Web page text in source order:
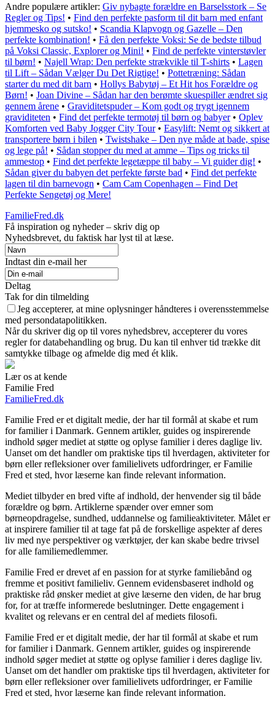
Andre populære artikler: Giv nybagte forældre en Barselsstork – Se
Regler og Tips! • Find den perfekte pasform til dit barn med enfant
hjemmesko og sutsko! • Scandia Klapvogn og Gazelle – Den
perfekte kombination! • Få den perfekte Voksi: Se de bedste tilbud
på Voksi Classic, Explorer og Mini! • Find de perfekte vinterstøvler
til børn! • Najell Wrap: Den perfekte strækvikle til T-shirts • Lagen
til Lift – Sådan Vælger Du Det Rigtige! • Pottetræning: Sådan
starter du med dit barn • Hollys Babytøj – Et Hit hos Forældre og
Børn! • Joan Divine – Sådan har den berømte skuespiller ændret sig
gennem årene • Graviditetspuder – Kom godt og trygt igennem
graviditeten • Find det perfekte termotøj til børn og babyer• Oplev
Komforten ved Baby Jogger City Tour• Easylift: Nemt og sikkert at
transportere børn i bilen • Twistshake – Den nye måde at bade, spise
og lege på! • Sådan stopper du med at amme – Tips og tricks til
ammestop • Find det perfekte legetæppe til baby – Vi guider dig! •
Sådan giver du babyen det perfekte første bad • Find det perfekte
lagen til din barnevogn • Cam Cam Copenhagen – Find Det
Perfekte Sengetøj og Mere!
FamilieFred.dk
Få inspiration og nyheder – skriv dig op
Nyhedsbrevet, du faktisk har lyst til at læse.
Indtast din e-mail her
Deltag
Tak for din tilmelding
Jeg accepterer, at mine oplysninger håndteres i overensstemmelse
med persondatapolitikken.
Når du skriver dig op til vores nyhedsbrev, accepterer du vores
regler for databehandling og brug. Du kan til enhver tid trække dit
samtykke tilbage og afmelde dig med ét klik.
Lær os at kende
Familie Fred
FamilieFred.dk
Familie Fred er et digitalt medie, der har til formål at skabe et rum
for familier i Danmark. Gennem artikler, guides og inspirerende
indhold søger mediet at støtte og oplyse familier i deres daglige liv.
Uanset om det handler om praktiske tips til hverdagen, aktiviteter for
børn eller refleksioner over familielivets udfordringer, er Familie
Fred et sted, hvor læserne kan finde relevant information.
Mediet tilbyder en bred vifte af indhold, der henvender sig til både
forældre og børn. Artiklerne spænder over emner som
børneopdragelse, sundhed, uddannelse og familieaktiviteter. Målet er
at inspirere familier til at tage fat på de forskellige aspekter af deres
liv med nye perspektiver og værktøjer, der kan skabe bedre trivsel
for alle familiemedlemmer.
Familie Fred er drevet af en passion for at styrke familiebånd og
fremme et positivt familieliv. Gennem evidensbaseret indhold og
praktiske råd ønsker mediet at give læserne den viden, de har brug
for, for at træffe informerede beslutninger. Dette engagement i
kvalitet og relevans er en central del af mediets filosofi.
Familie Fred er et digitalt medie, der har til formål at skabe et rum
for familier i Danmark. Gennem artikler, guides og inspirerende
indhold søger mediet at støtte og oplyse familier i deres daglige liv.
Uanset om det handler om praktiske tips til hverdagen, aktiviteter for
børn eller refleksioner over familielivets udfordringer, er Familie
Fred et sted, hvor læserne kan finde relevant information.